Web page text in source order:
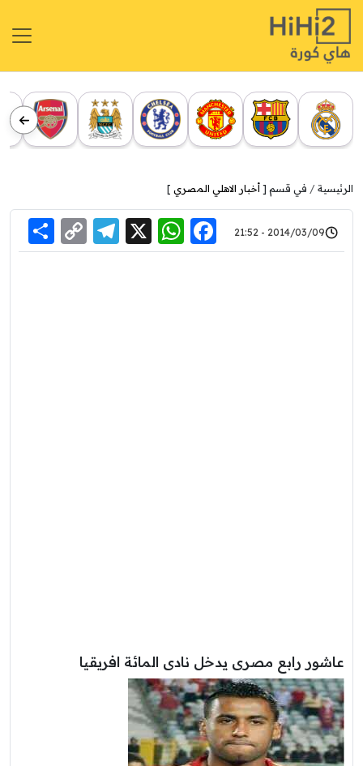
الرئيسية في قسم [ أخبار الاهلي المصري ]
2014/03/09 - 21:52
Facebook
WhatsApp
X
Link
عاشور رابع مصرى يدخل نادى المائة افريقيا